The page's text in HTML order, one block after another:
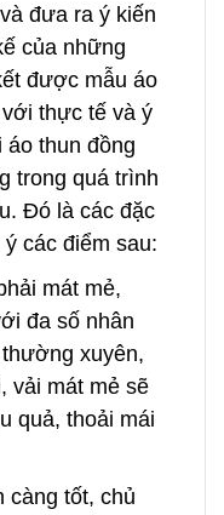
đưa ra ý kiến
của những
được mẫu áo
thực tế và ý
thun đồng
trong quá trình
Đó là các đặc
các điểm sau:
mát mẻ,
đa số nhân
xuyên,
vải mát mẻ sẽ
quả, thoải mái
càng tốt, chủ